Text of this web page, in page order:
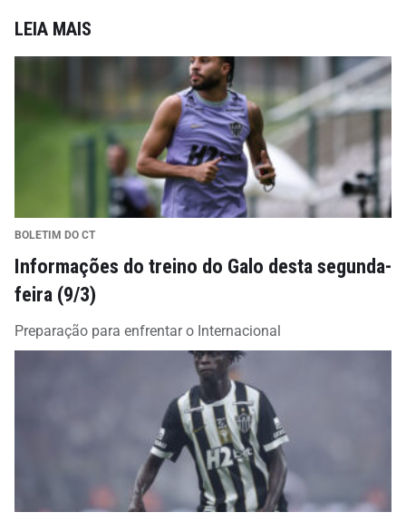
LEIA MAIS
BOLETIM DO CT
Informações do treino do Galo desta segunda-
feira (9/3)
Preparação para enfrentar o Internacional